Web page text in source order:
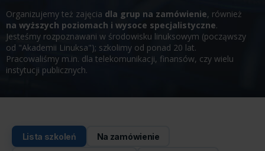
Organizujemy też zajęcia dla grup na zamówienie, również
na wyższych poziomach i wysoce specjalistyczne.
Jesteśmy rozpoznawani w środowisku linuksowym (począwszy
od "Akademii Linuksa"); szkolimy od ponad 20 lat.
Pracowaliśmy m.in. dla telekomunikacji, finansów, czy wielu
instytucji publicznych.
Lista szkoleń Na zamówienie